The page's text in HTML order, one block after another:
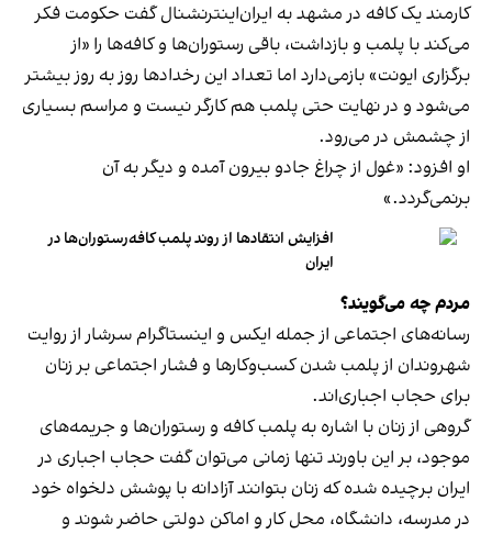
کارمند یک کافه در مشهد به ایران‌اینترنشنال گفت حکومت فکر
می‌کند با پلمب و بازداشت، باقی رستوران‌ها و کافه‌ها را «از
برگزاری ایونت» بازمی‌دارد اما تعداد این رخدادها روز به روز بیشتر
می‌شود و در نهایت حتی پلمب هم کارگر نیست و مراسم بسیاری
از چشمش در می‌رود.
او افزود: «غول از چراغ جادو بیرون آمده و دیگر به آن
برنمی‎‌گردد.»
افزایش انتقادها از روند پلمب کافه‌رستوران‌ها در
ایران
مردم چه می‌گویند؟
رسانه‎‌های اجتماعی از جمله ایکس و اینستاگرام سرشار از روایت
شهروندان از پلمب شدن کسب‌وکارها و فشار اجتماعی بر زنان
برای حجاب اجباری‌اند.
گروهی از زنان با اشاره به پلمب کافه و رستوران‌ها و جریمه‌های
موجود، بر این باورند تنها زمانی می‌توان گفت حجاب اجباری در
ایران برچیده شده که زنان بتوانند آزادانه با پوشش دلخواه خود
در مدرسه، دانشگاه، محل کار و اماکن دولتی حاضر شوند و